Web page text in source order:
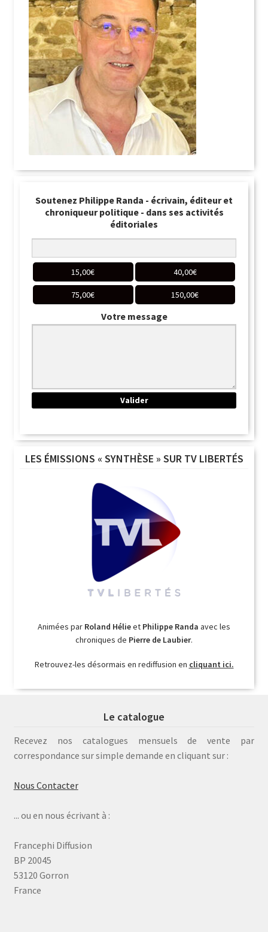
Soutenez Philippe Randa - écrivain, éditeur et
chroniqueur politique - dans ses activités
éditoriales
15,00€ 40,00€
75,00€ 150,00€
Votre message
LES ÉMISSIONS « SYNTHÈSE » SUR TV LIBERTÉS
Animées par Roland Hélieet Philippe Randa avec les
chroniques de Pierre de Laubier.
Retrouvez-les désormais en rediffusion en cliquant ici.
Le catalogue
Recevez nos catalogues mensuels de vente par
correspondance sur simple demande en cliquant sur :
Nous Contacter
... ou en nous écrivant à :
Francephi Diffusion
BP 20045
53120 Gorron
France